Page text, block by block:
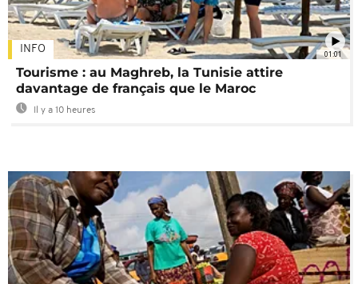
01:01
INFO
Tourisme : au Maghreb, la Tunisie attire
davantage de français que le Maroc
Il y a 10 heures